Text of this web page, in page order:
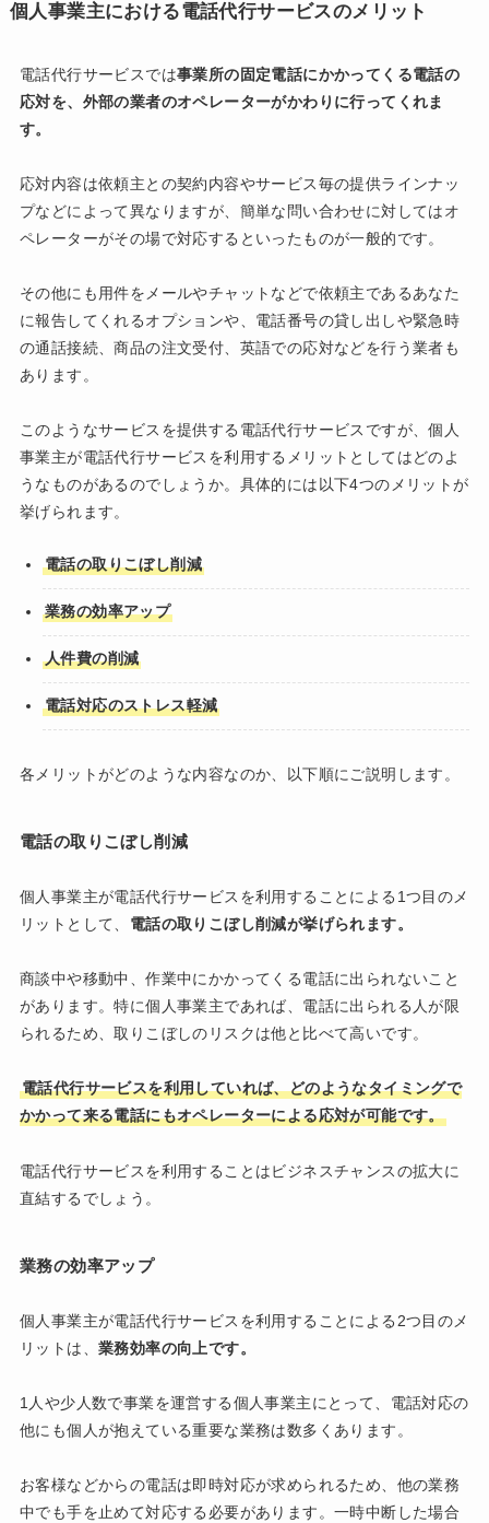
個人事業主における電話代行サービスのメリット
電話代行サービスでは事業所の固定電話にかかってくる電話の
応対を、外部の業者のオペレーターがかわりに行ってくれま
す。
応対内容は依頼主との契約内容やサービス毎の提供ラインナッ
プなどによって異なりますが、簡単な問い合わせに対してはオ
ペレーターがその場で対応するといったものが一般的です。
その他にも用件をメールやチャットなどで依頼主であるあなた
に報告してくれるオプションや、電話番号の貸し出しや緊急時
の通話接続、商品の注文受付、英語での応対などを行う業者も
あります。
このようなサービスを提供する電話代行サービスですが、個人
事業主が電話代行サービスを利用するメリットとしてはどのよ
うなものがあるのでしょうか。具体的には以下4つのメリットが
挙げられます。
電話の取りこぼし削減
業務の効率アップ
人件費の削減
電話対応のストレス軽減
各メリットがどのような内容なのか、以下順にご説明します。
電話の取りこぼし削減
個人事業主が電話代行サービスを利用することによる1つ目のメ
リットとして、 電話の取りこぼし削減が挙げられます。
商談中や移動中、作業中にかかってくる電話に出られないこと
があります。特に個人事業主であれば、電話に出られる人が限
られるため、取りこぼしのリスクは他と比べて高いです。
電話代行サービスを利用していれば、どのようなタイミングで
かかって来る電話にもオペレーターによる応対が可能です。
電話代行サービスを利用することはビジネスチャンスの拡大に
直結するでしょう。
業務の効率アップ
個人事業主が電話代行サービスを利用することによる2つ目のメ
リットは、 業務効率の向上です。
1人や少人数で事業を運営する個人事業主にとって、電話対応の
他にも個人が抱えている重要な業務は数多くあります。
お客様などからの電話は即時対応が求められるため、他の業務
中でも手を止めて対応する必要があります。一時中断した場合